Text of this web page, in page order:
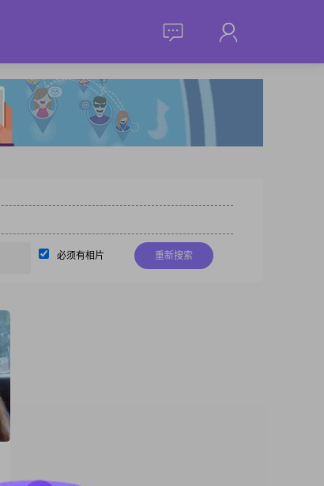
必须有相片 重新搜索